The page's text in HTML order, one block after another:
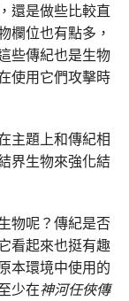
還是做些比較直
欄位也有點多，
些傳紀也是生物
使用它們攻擊時
主題上和傳紀相
界生物來強化結
物呢？傳紀是否
看起來也挺有趣
本環境中使用的
少在神河任俠傳